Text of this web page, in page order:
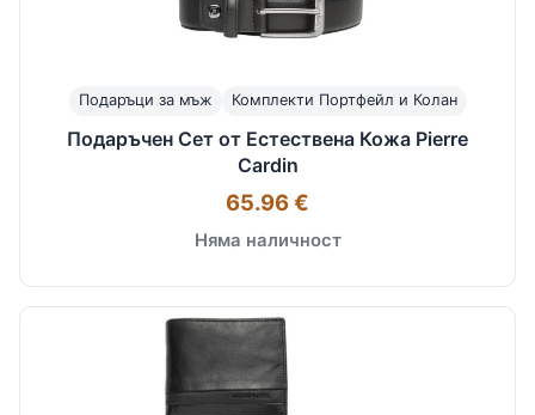
Подаръци за мъж Комплекти Портфейл и Колан
Подаръчен Сет от Естествена Кожа Pierre
Cardin
65.96 €
Няма наличност